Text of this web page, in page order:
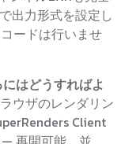
出力形式を設定し
ードは行いませ
はどうすればよ
ウザのレンダリン
Client